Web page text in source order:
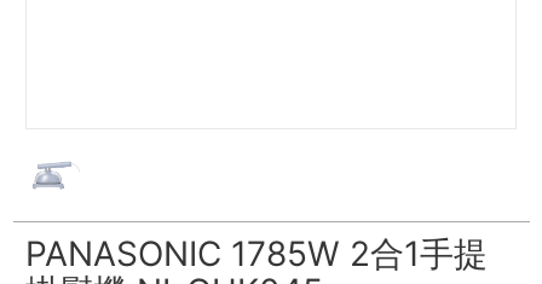
PANASONIC 1785W 2合1手提